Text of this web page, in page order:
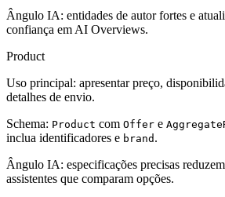
Ângulo IA: entidades de autor fortes e
confiança em AI Overviews.
Product
Uso principal: apresentar preço,
detalhes de envio.
Schema: Product com Offer e
inclua identificadores e brand .
Ângulo IA: especificações precisas
assistentes que comparam opções.